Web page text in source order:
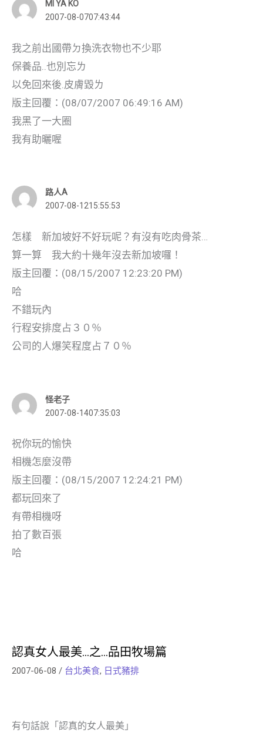
MI YA KO
2007-08-0707:43:44
我之前出國帶ㄉ換洗衣物也不少耶
保養品..也別忘ㄌ
以免回來後.皮膚毀ㄌ
版主回覆：(08/07/2007 06:49:16 AM)
我黑了一大圈
我有助曬喔
路人A
2007-08-1215:55:53
怎樣 新加坡好不好玩呢？有沒有吃肉骨茶…
算一算 我大約十幾年沒去新加坡囉！
版主回覆：(08/15/2007 12:23:20 PM)
哈
不錯玩內
行程安排度占３０％
公司的人爆笑程度占７０％
怪老子
2007-08-1407:35:03
祝你玩的愉快
相機怎麼沒帶
版主回覆：(08/15/2007 12:24:21 PM)
都玩回來了
有帶相機呀
拍了數百張
哈
認真女人最美…之…品田牧場篇
2007-06-08 / 台北美食, 日式豬排
有句話說「認真的女人最美」